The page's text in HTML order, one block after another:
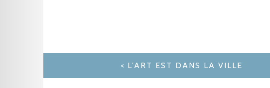
NAVIGATION
DE
L’ART EST DANS LA VILLE